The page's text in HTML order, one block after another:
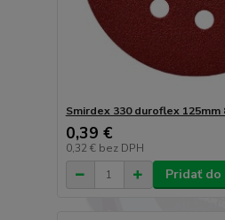
Smirdex 330 duroflex 125mm
0,39 €
0,32 € bez DPH
Pridať do